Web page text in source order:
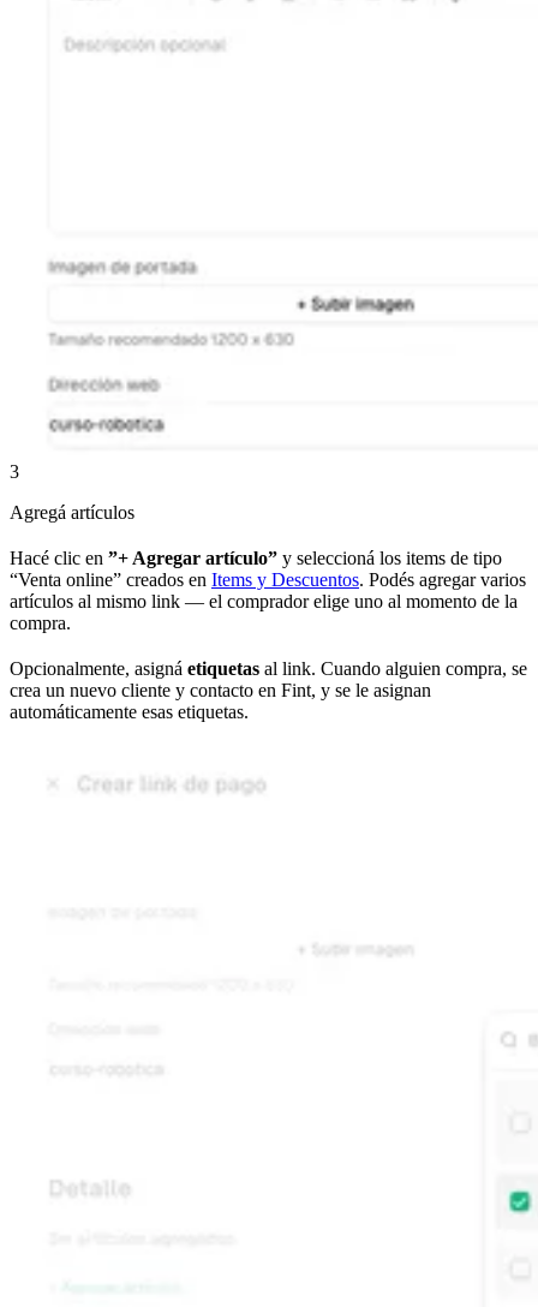
3
Agregá artículos
Hacé clic en ”+ Agregar artículo” y seleccioná los items de tipo
“Venta online” creados en Items y Descuentos. Podés agregar varios
artículos al mismo link — el comprador elige uno al momento de la
compra.
Opcionalmente, asigná etiquetas al link. Cuando alguien compra, se
crea un nuevo cliente y contacto en Fint, y se le asignan
automáticamente esas etiquetas.